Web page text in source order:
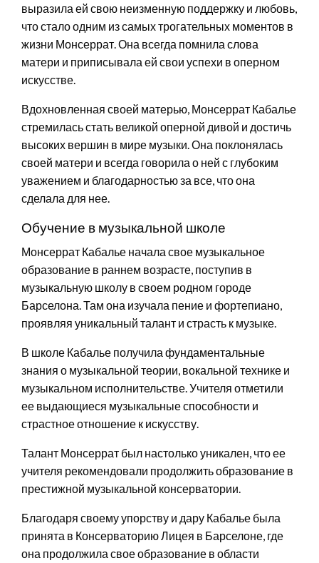
выразила ей свою неизменную поддержку и любовь,
что стало одним из самых трогательных моментов в
жизни Монсеррат. Она всегда помнила слова
матери и приписывала ей свои успехи в оперном
искусстве.
Вдохновленная своей матерью, Монсеррат Кабалье
стремилась стать великой оперной дивой и достичь
высоких вершин в мире музыки. Она поклонялась
своей матери и всегда говорила о ней с глубоким
уважением и благодарностью за все, что она
сделала для нее.
Обучение в музыкальной школе
Монсеррат Кабалье начала свое музыкальное
образование в раннем возрасте, поступив в
музыкальную школу в своем родном городе
Барселона. Там она изучала пение и фортепиано,
проявляя уникальный талант и страсть к музыке.
В школе Кабалье получила фундаментальные
знания о музыкальной теории, вокальной технике и
музыкальном исполнительстве. Учителя отметили
ее выдающиеся музыкальные способности и
страстное отношение к искусству.
Талант Монсеррат был настолько уникален, что ее
учителя рекомендовали продолжить образование в
престижной музыкальной консерватории.
Благодаря своему упорству и дару Кабалье была
принята в Консерваторию Лицея в Барселоне, где
она продолжила свое образование в области